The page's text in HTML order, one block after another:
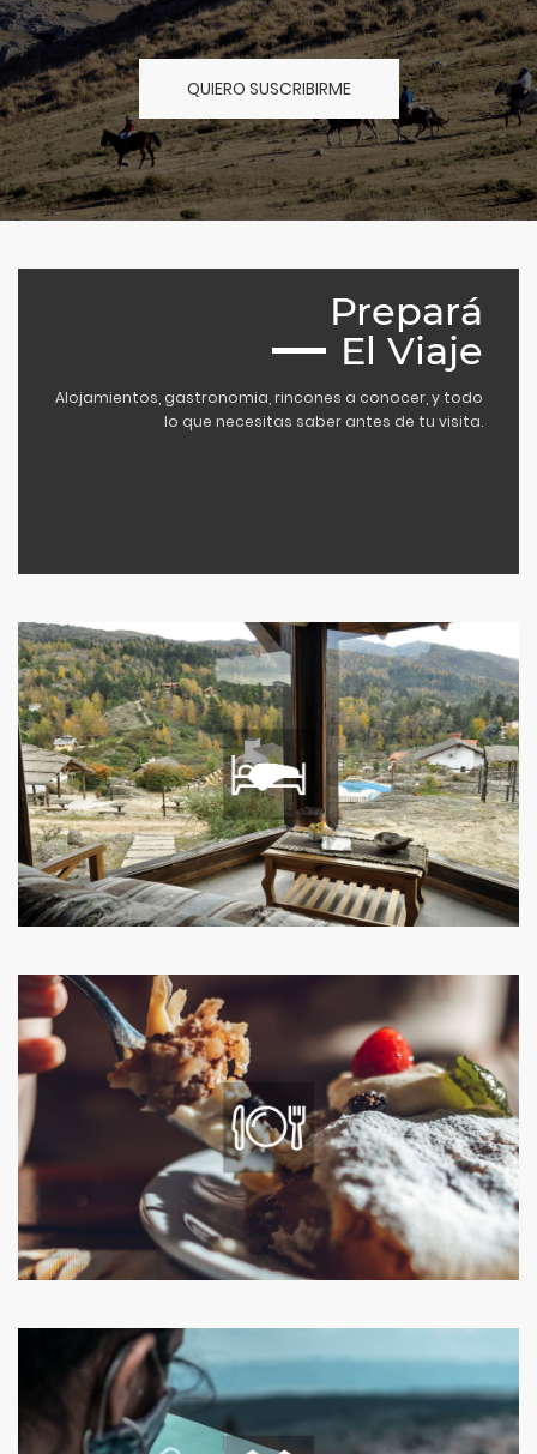
QUIERO SUSCRIBIRME
Prepará
El Viaje
Alojamientos, gastronomia, rincones a conocer, y todo
lo que necesitas saber antes de tu visita.